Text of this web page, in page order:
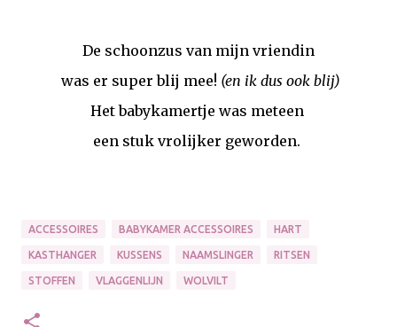
De schoonzus van mijn vriendin
was er super blij mee! (en ik dus ook blij)
Het babykamertje was meteen
een stuk vrolijker geworden.
ACCESSOIRES BABYKAMER ACCESSOIRES HART
KASTHANGER KUSSENS NAAMSLINGER RITSEN
STOFFEN VLAGGENLIJN WOLVILT